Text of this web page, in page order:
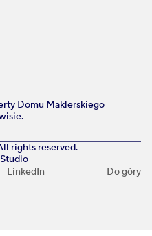
Domu Maklerskiego
rights reserved.
LinkedIn Do góry